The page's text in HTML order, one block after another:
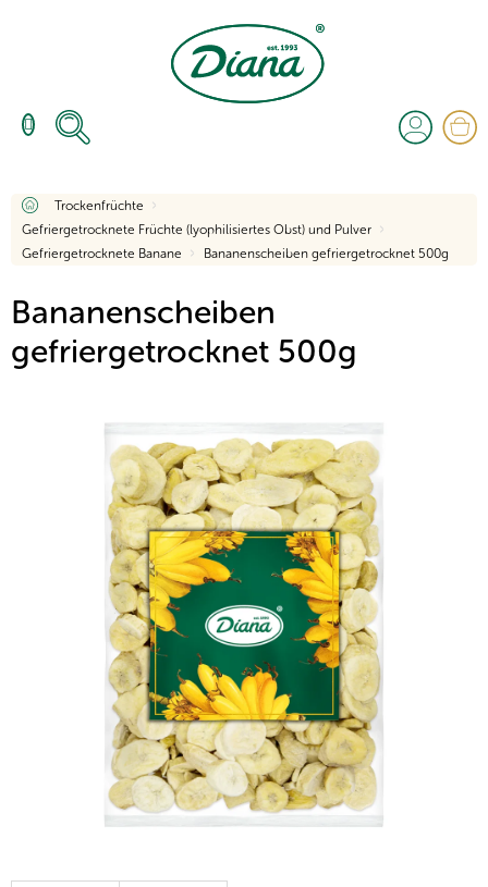
Startseite
Trockenfrüchte
Gefriergetrocknete Früchte (lyophilisiertes Obst) und Pulver
Gefriergetrocknete Banane
Bananenscheiben gefriergetrocknet 500g
Bananenscheiben
gefriergetrocknet 500g